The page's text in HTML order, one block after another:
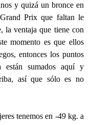
y quizá un bronce en
Prix que faltan le
la ventaja que tiene con
momento es que ellos
entonces los puntos
están sumados aquí y
así que sólo es no
tenemos en -49 kg. a